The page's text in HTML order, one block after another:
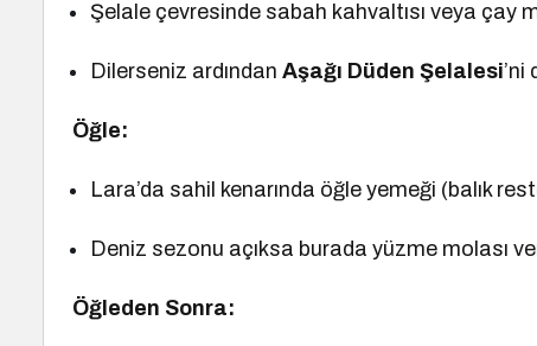
Şelale çevresinde sabah kahvaltısı veya çay
Dilerseniz ardındanAşağı Düden Şelalesi’ni
Öğle:
Lara’da sahil kenarında öğle yemeği (balık
Deniz sezonu açıksa burada yüzme molası
Öğleden Sonra: